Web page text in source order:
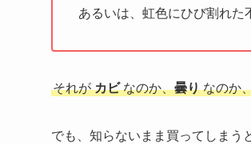
あるいは、虹色にひび割れた
それがカビなのか、曇りなのか
でも、知らないまま買ってしまう